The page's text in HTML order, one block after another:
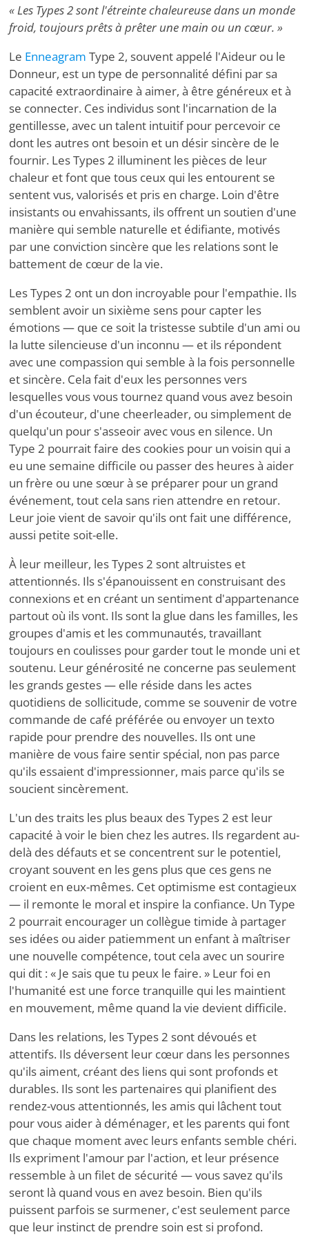
« Les Types 2 sont l'étreinte chaleureuse dans un monde
froid, toujours prêts à prêter une main ou un cœur. »
Le Enneagram Type 2, souvent appelé l'Aideur ou le
Donneur, est un type de personnalité défini par sa
capacité extraordinaire à aimer, à être généreux et à
se connecter. Ces individus sont l'incarnation de la
gentillesse, avec un talent intuitif pour percevoir ce
dont les autres ont besoin et un désir sincère de le
fournir. Les Types 2 illuminent les pièces de leur
chaleur et font que tous ceux qui les entourent se
sentent vus, valorisés et pris en charge. Loin d'être
insistants ou envahissants, ils offrent un soutien d'une
manière qui semble naturelle et édifiante, motivés
par une conviction sincère que les relations sont le
battement de cœur de la vie.
Les Types 2 ont un don incroyable pour l'empathie. Ils
semblent avoir un sixième sens pour capter les
émotions — que ce soit la tristesse subtile d'un ami ou
la lutte silencieuse d'un inconnu — et ils répondent
avec une compassion qui semble à la fois personnelle
et sincère. Cela fait d'eux les personnes vers
lesquelles vous vous tournez quand vous avez besoin
d'un écouteur, d'une cheerleader, ou simplement de
quelqu'un pour s'asseoir avec vous en silence. Un
Type 2 pourrait faire des cookies pour un voisin qui a
eu une semaine difficile ou passer des heures à aider
un frère ou une sœur à se préparer pour un grand
événement, tout cela sans rien attendre en retour.
Leur joie vient de savoir qu'ils ont fait une différence,
aussi petite soit-elle.
À leur meilleur, les Types 2 sont altruistes et
attentionnés. Ils s'épanouissent en construisant des
connexions et en créant un sentiment d'appartenance
partout où ils vont. Ils sont la glue dans les familles, les
groupes d'amis et les communautés, travaillant
toujours en coulisses pour garder tout le monde uni et
soutenu. Leur générosité ne concerne pas seulement
les grands gestes — elle réside dans les actes
quotidiens de sollicitude, comme se souvenir de votre
commande de café préférée ou envoyer un texto
rapide pour prendre des nouvelles. Ils ont une
manière de vous faire sentir spécial, non pas parce
qu'ils essaient d'impressionner, mais parce qu'ils se
soucient sincèrement.
L'un des traits les plus beaux des Types 2 est leur
capacité à voir le bien chez les autres. Ils regardent au-
delà des défauts et se concentrent sur le potentiel,
croyant souvent en les gens plus que ces gens ne
croient en eux-mêmes. Cet optimisme est contagieux
— il remonte le moral et inspire la confiance. Un Type
2 pourrait encourager un collègue timide à partager
ses idées ou aider patiemment un enfant à maîtriser
une nouvelle compétence, tout cela avec un sourire
qui dit : « Je sais que tu peux le faire. » Leur foi en
l'humanité est une force tranquille qui les maintient
en mouvement, même quand la vie devient difficile.
Dans les relations, les Types 2 sont dévoués et
attentifs. Ils déversent leur cœur dans les personnes
qu'ils aiment, créant des liens qui sont profonds et
durables. Ils sont les partenaires qui planifient des
rendez-vous attentionnés, les amis qui lâchent tout
pour vous aider à déménager, et les parents qui font
que chaque moment avec leurs enfants semble chéri.
Ils expriment l'amour par l'action, et leur présence
ressemble à un filet de sécurité — vous savez qu'ils
seront là quand vous en avez besoin. Bien qu'ils
puissent parfois se surmener, c'est seulement parce
que leur instinct de prendre soin est si profond.